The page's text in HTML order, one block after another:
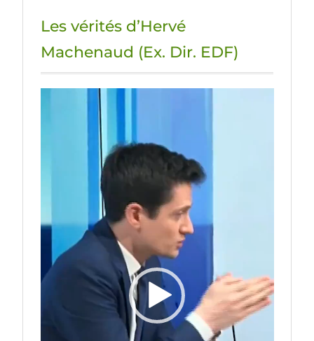
Les vérités d’Hervé
Machenaud (Ex. Dir. EDF)